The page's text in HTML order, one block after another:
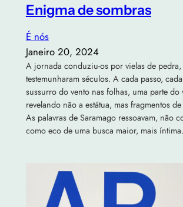
Enigma de sombras
É nós
Janeiro 20, 2024
A jornada conduziu-os por vielas de
testemunharam séculos. A cada passo,
sussurro do vento nas folhas, uma parte do
revelando não a estátua, mas fragmentos
As palavras de Saramago ressoavam, não
como eco de uma busca maior, mais íntima.